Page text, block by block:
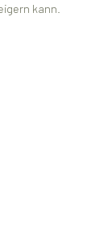
kann.